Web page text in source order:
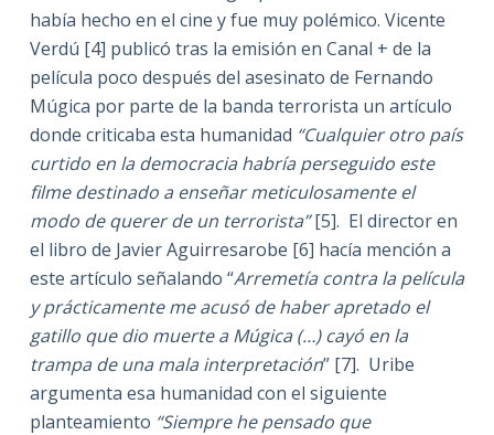
había hecho en el cine y fue muy polémico. Vicente
Verdú [4] publicó tras la emisión en Canal + de la
película poco después del asesinato de Fernando
Múgica por parte de la banda terrorista un artículo
donde criticaba esta humanidad “Cualquier otro país
curtido en la democracia habría perseguido este
filme destinado a enseñar meticulosamente el
modo de querer de un terrorista”[5]. El director en
el libro de Javier Aguirresarobe [6] hacía mención a
este artículo señalando “Arremetía contra la película
y prácticamente me acusó de haber apretado el
gatillo que dio muerte a Múgica (…) cayó en la
trampa de una mala interpretación” [7]. Uribe
argumenta esa humanidad con el siguiente
planteamiento “Siempre he pensado que